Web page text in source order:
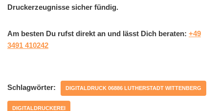
Druckerzeugnisse sicher fündig.
Am besten Du rufst direkt an und lässt Dich beraten: +49
3491 410242
Schlagwörter: DIGITALDRUCK 06886 LUTHERSTADT WITTENBERG
DIGITALDRUCKEREI